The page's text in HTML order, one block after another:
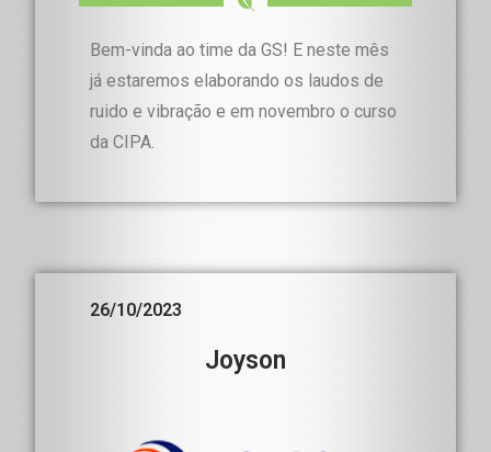
Bem-vinda ao time da GS! E neste mês
já estaremos elaborando os laudos de
ruido e vibração e em novembro o curso
da CIPA.
26/10/2023
Joyson